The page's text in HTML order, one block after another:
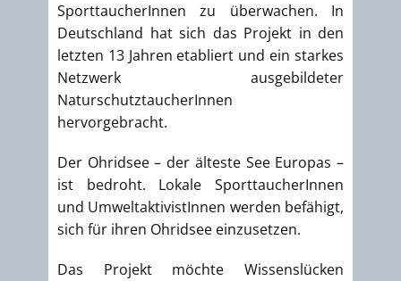
SporttaucherInnen zu überwachen. In
Deutschland hat sich das Projekt in den
letzten 13 Jahren etabliert und ein starkes
Netzwerk ausgebildeter
NaturschutztaucherInnen
hervorgebracht.
Der Ohridsee – der älteste See Europas –
ist bedroht. Lokale SporttaucherInnen
und UmweltaktivistInnen werden befähigt,
sich für ihren Ohridsee einzusetzen.
Das Projekt möchte Wissenslücken